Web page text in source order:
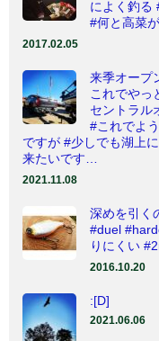
によく釣る
#何と高菜
2017.02.05
来季オープ
これでや
セントラル
#これでよ
ですが #少しでも湖上
来たいです…
2021.11.08
深めを引く
#duel
りにくい
2016.10.20
:[D]
2021.06.06